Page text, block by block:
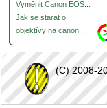
Vyměnit Canon EOS...
Jak se starat o...
objektívy na canon...
(C) 2008-